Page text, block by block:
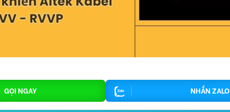
GỌI NGAY NHẮN ZALO